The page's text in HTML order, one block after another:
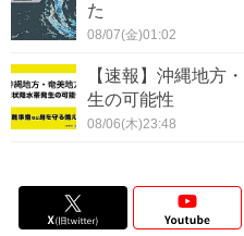
た
08/07(金)01:02
【速報】沖縄地方
生の可能性
08/06(木)23:48